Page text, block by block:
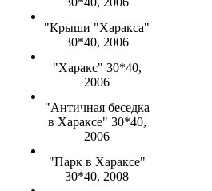
"Крыши "Харакса"
30*40, 2006
"Харакс" 30*40,
2006
"Античная беседка
в Хараксе" 30*40,
2006
"Парк в Хараксе"
30*40, 2008